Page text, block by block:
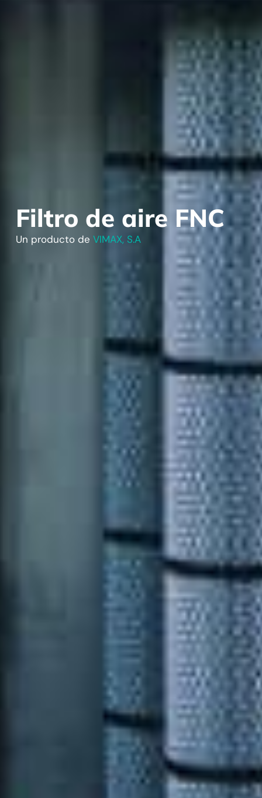
Filtro de aire FNC
Un producto de VIMAX, S.A